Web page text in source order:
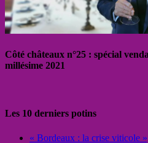
Côté châteaux n°25 : spécial
millésime 2021
Les 10 derniers potins
« Bordeaux : la crise viticole